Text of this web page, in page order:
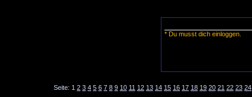
* Du musst dich einloggen.
Seite: 1 2 3 4 5 6 7 8 9 10 11 12 13 14 15 16 17 18 19 20 21 22 23 24